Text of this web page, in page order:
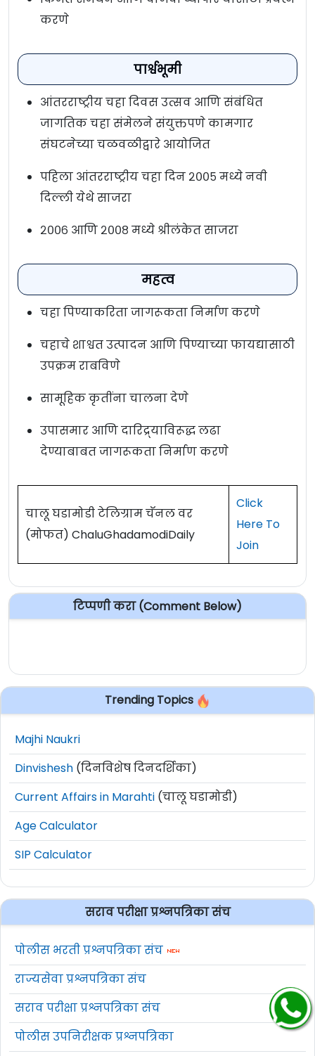
करणे
पार्श्वभूमी
आंतरराष्ट्रीय चहा दिवस उत्सव आणि संबंधित
जागतिक चहा संमेलने संयुक्तपणे कामगार
संघटनेच्या चळवळीद्वारे आयोजित
पहिला आंतरराष्ट्रीय चहा दिन २००५ मध्ये नवी
दिल्ली येथे साजरा
२००६ आणि २००८ मध्ये श्रीलंकेत साजरा
महत्व
चहा पिण्याकरिता जागरूकता निर्माण करणे
चहाचे शाश्वत उत्पादन आणि पिण्याच्या फायद्यासाठी
उपक्रम राबविणे
सामूहिक कृतींना चालना देणे
उपासमार आणि दारिद्र्याविरूद्ध लढा
देण्याबाबत जागरूकता निर्माण करणे
चालू घडामोडी टेलिग्राम चॅनल वर
(मोफत) ChaluGhadamodiDaily
Click
Here To
Join
टिप्पणी करा (Comment Below)
Trending Topics
Majhi Naukri
Dinvishesh (दिनविशेष दिनदर्शिका)
Current Affairs in Marahti (चालू घडामोडी)
Age Calculator
SIP Calculator
सराव परीक्षा प्रश्नपत्रिका संच
पोलीस भरती प्रश्नपत्रिका संच
राज्यसेवा प्रश्नपत्रिका संच
सराव परीक्षा प्रश्नपत्रिका संच
पोलीस उपनिरीक्षक प्रश्नपत्रिका